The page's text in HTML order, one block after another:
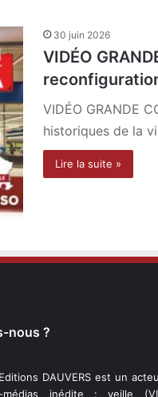
30 juin 2026
VIDÉO
VIDÉO GRANDE
historiques de la
Lire la suite »
nous ?
DAUVERS est un
inédite : veille